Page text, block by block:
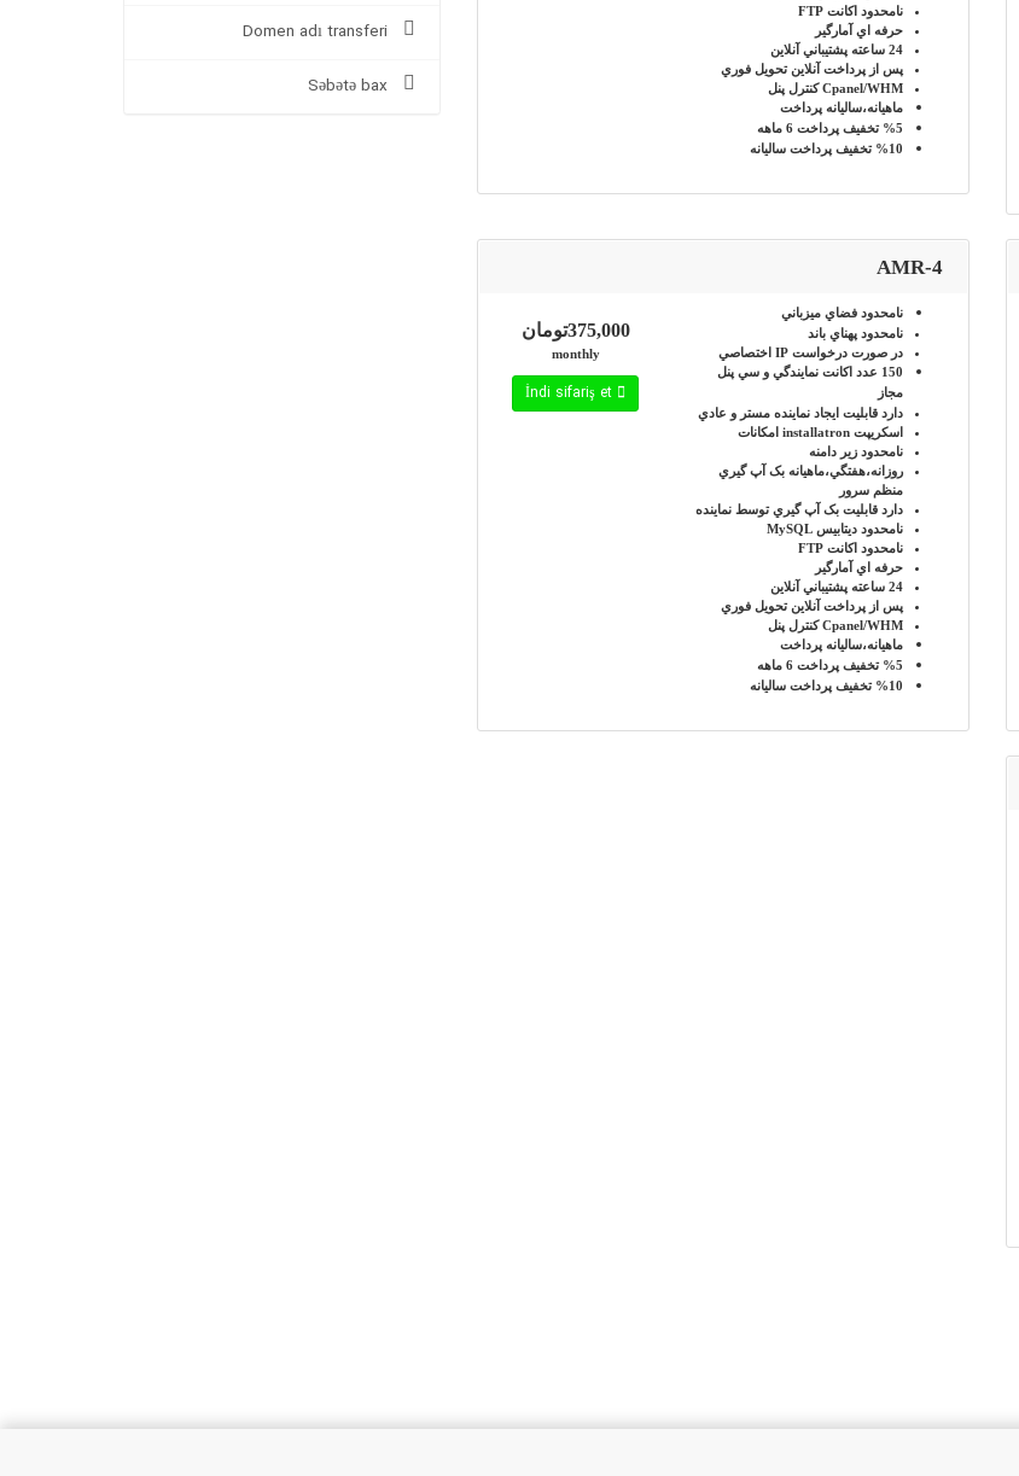
Domen adı transferi
نامحدوداکانت FTP
حرفه ايآمارگير
24 ساعته
پشتيباني آنلاين
پس از پرداخت آنلاين تحويل فوري
Cpanel/WHMکنترل پنل
ماهيانه،ساليانه پرداخت
%5 تخفيف پرداخت 6 ماهه
%10 تخفيف پرداخت ساليانه
AMR-4
نامحدود فضاي ميزباني
نامحدودپهناي باند
در صورت درخواستIP اختصاصي
150 عدد
اکانت نمايندگي و سي پنل
مجاز
داردقابليت ايجاد نماينده مستر و عادي
اسکريپت installatron
امکانات
نامحدودزير دامنه
روزانه،هفتگي،ماهيانهبک آپ گيري
منظم سرور
داردقابليت بک آپ گيري توسط نماينده
نامحدودديتابيس MySQL
نامحدوداکانت FTP
حرفه ايآمارگير
24 ساعته
پشتيباني آنلاين
پس از پرداخت آنلاين تحويل فوري
Cpanel/WHMکنترل پنل
ماهيانه،ساليانه پرداخت
%5 تخفيف پرداخت 6 ماهه
%10 تخفيف پرداخت ساليانه
375,000تومان
monthly